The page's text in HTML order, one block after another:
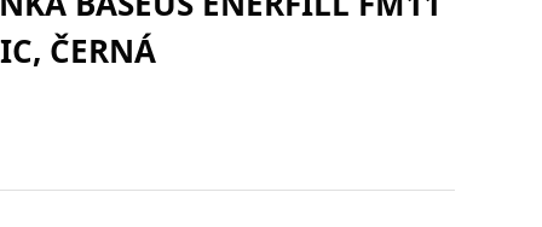
ČERNÁ